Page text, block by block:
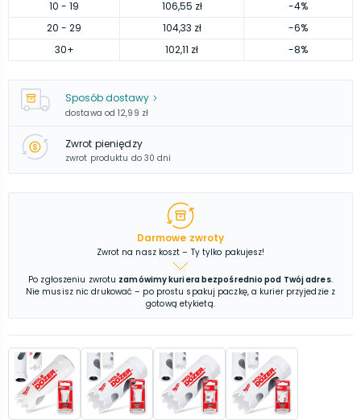
10 - 19 106,55 zł
-4%
20 - 29 104,33 zł
-6%
30+ 102,11 zł -8%
Sposób dostawy
dostawa od 12,99 zł
Zwrot pieniędzy
zwrot produktu do 30 dni
Darmowe zwroty
Zwrot na nasz koszt – Ty tylko pakujesz!
Po zgłoszeniu zwrotu zamówimy kuriera bezpośrednio pod Twój adres.
Nie musisz nic drukować – po prostu spakuj paczkę, a kurier przyjedzie z
gotową etykietą.